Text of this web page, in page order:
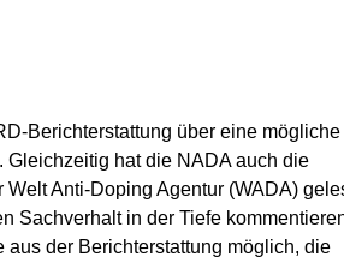
bei Pferden
Berichterstattung über eine mögliche
hat die NADA auch die
Anti-Doping Agentur (WADA)
Sachverhalt in der Tiefe
der Berichterstattung möglich, die